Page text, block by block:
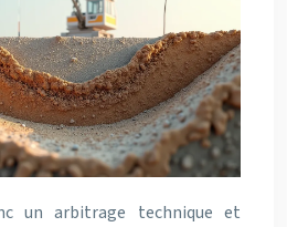
un arbitrage technique et